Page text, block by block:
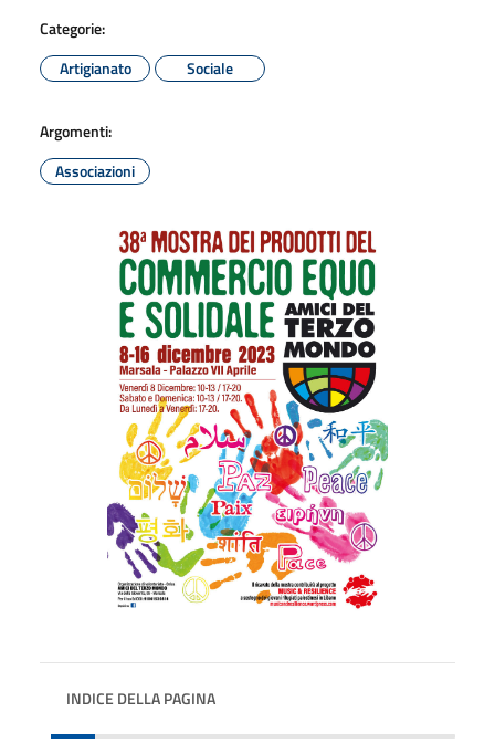
Categorie:
Artigianato
Sociale
Argomenti:
Associazioni
INDICE DELLA PAGINA